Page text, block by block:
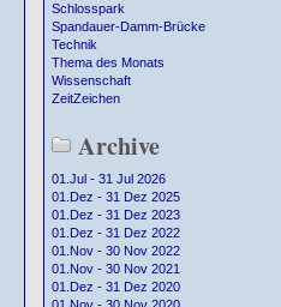
Schlosspark
Spandauer-Damm-Brücke
Technik
Thema des Monats
Wissenschaft
ZeitZeichen
Archive
01.Jul - 31 Jul 2026
01.Dez - 31 Dez 2025
01.Dez - 31 Dez 2023
01.Dez - 31 Dez 2022
01.Nov - 30 Nov 2022
01.Nov - 30 Nov 2021
01.Dez - 31 Dez 2020